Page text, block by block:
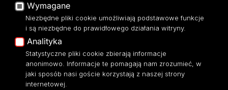
Platforma e-learningowa
Moodle
Eksperci UŁ
Polityka Prywatności
Dostępność
Wymagane
Niezbędne pliki cookie umożliwiają podstawowe funkcje
i są niezbędne do prawidłowego działania witryny.
Analityka
Statystyczne pliki cookie zbierają informacje
anonimowo. Informacje te pomagają nam zrozumieć, w
jaki sposób nasi goście korzystają z naszej strony
internetowej.